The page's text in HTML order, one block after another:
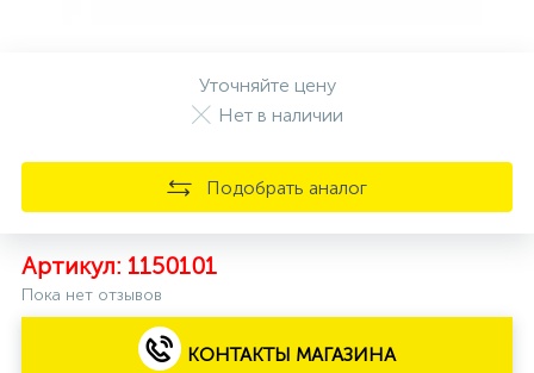
Уточняйте цену
Нет в наличии
Подобрать аналог
Артикул: 1150101
Пока нет отзывов
КОНТАКТЫ МАГАЗИНА
Распил пиломатериалов
Резка стекла
Ремонт люстр